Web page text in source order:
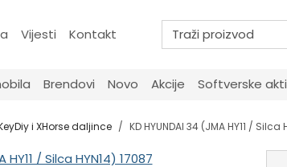
Vijesti Kontakt
Brendovi Novo Akcije Softverske
i XHorse daljince KD HYUNDAI 34 (JMA HY11 / Silca